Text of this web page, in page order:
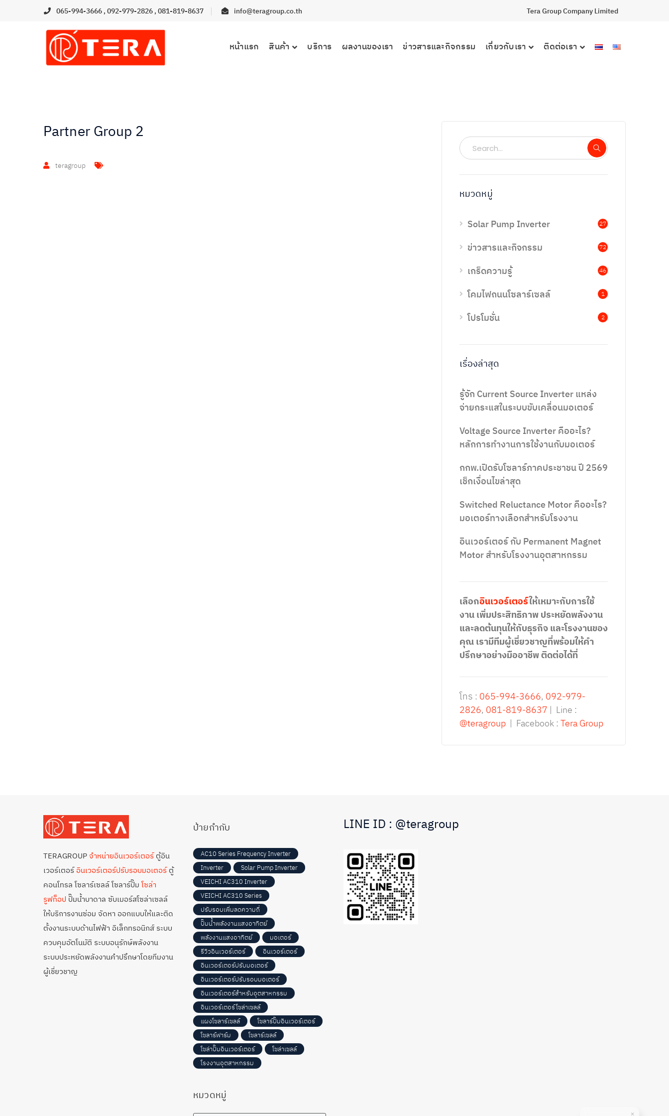
065-994-3666 , 092-979-2826 , 081-819-8637 info@teragroup.co.th Tera Group Company Limited
หน้าแรก สินค้า บริการ ผลงานของเรา ข่าวสารและกิจกรรม เกี่ยวกับเรา ติดต่อเรา
Partner Group 2
teragroup
หมวดหมู่
Solar Pump Inverter 27
ข่าวสารและกิจกรรม 72
เกร็ดความรู้ 46
โคมไฟถนนโซลาร์เซลล์ 1
โปรโมชั่น 2
เรื่องล่าสุด
รู้จัก Current Source Inverter แหล่ง
จ่ายกระแสในระบบขับเคลื่อนมอเตอร์
Voltage Source Inverter คืออะไร?
หลักการทำงานการใช้งานกับมอเตอร์
กกพ.เปิดรับโซลาร์ภาคประชาชน ปี 2569
เช็กเงื่อนไขล่าสุด
Switched Reluctance Motor คืออะไร?
มอเตอร์ทางเลือกสำหรับโรงงาน
อินเวอร์เตอร์ กับ Permanent Magnet
Motor สำหรับโรงงานอุตสาหกรรม
เลือกอินเวอร์เตอร์ให้เหมาะกับการใช้
งาน เพิ่มประสิทธิภาพ ประหยัดพลังงาน
และลดต้นทุนให้กับธุรกิจ และโรงงานของ
คุณ เรามีทีมผู้เชี่ยวชาญที่พร้อมให้คำ
ปรึกษาอย่างมืออาชีพ ติดต่อได้ที่
โทร : 065-994-3666, 092-979-
2826, 081-819-8637 | Line :
@teragroup | Facebook : Tera Group
TERAGROUP จำหน่ายอินเวอร์เตอร์ตู้อิน
เวอร์เตอร์ อินเวอร์เตอร์ปรับรอบมอเตอร์ตู้
คอนโทรล โซลาร์เซลล์ โซลาร์ปั๊ม โซล่า
รูฟท็อป ปั๊มน้ำบาดาล ซับเมอร์สโซล่าเซลล์
ให้บริการงานซ่อม จัดหา ออกแบบให้และติด
ตั้งงานระบบด้านไฟฟ้า อิเล็กทรอนิกส์ ระบบ
ควบคุมอัตโนมัติ ระบบอนุรักษ์พลังงาน
ระบบประหยัดพลังงานคำปรึกษาโดยทีมงาน
ผู้เชี่ยวชาญ
ป้ายกำกับ
AC10 Series Frequency Inverter
Inverter
Solar Pump Inverter
VEICHI AC310 Inverter
VEICHI AC310 Series
ปรับรอบเพิ่มลดความถี่
ปั๊มน้ำพลังงานแสงอาทิตย์
พลังงานแสงอาทิตย์
มอเตอร์
รีวิวอินเวอร์เตอร์
อินเวอร์เตอร์
อินเวอร์เตอร์ปรับมอเตอร์
อินเวอร์เตอร์ปรับรอบมอเตอร์
อินเวอร์เตอร์สำหรับอุตสาหกรรม
อินเวอร์เตอร์โซล่าเซลล์
แผงโซลาร์เซลล์
โซลาร์ปั๊มอินเวอร์เตอร์
โซลาร์ฟาร์ม
โซลาร์เซลล์
โซล่าปั๊มอินเวอร์เตอร์
โซล่าเซลล์
โรงงานอุตสาหกรรม
หมวดหมู่
LINE ID : @teragroup